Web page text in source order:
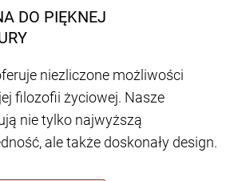
DO PIĘKNEJ
niezliczone możliwości
filozofii życiowej. Nasze
nie tylko najwyższą
ale także doskonały design.